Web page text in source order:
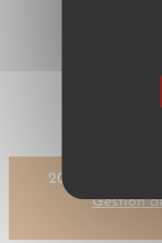
2023 © CMR-
Gestion